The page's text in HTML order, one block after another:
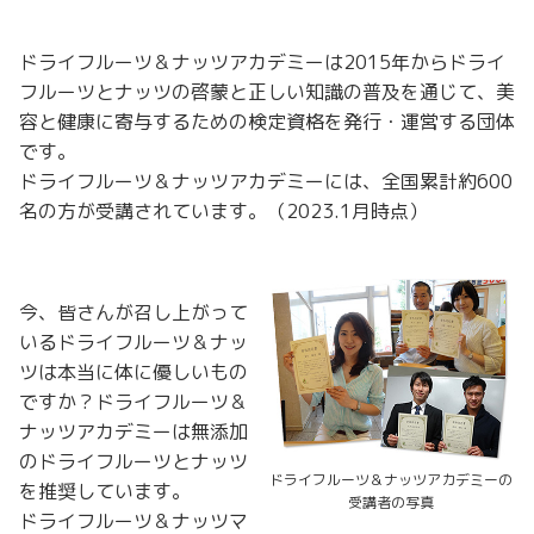
ドライフルーツ＆ナッツアカデミーは2015年からドライ
フルーツとナッツの啓蒙と正しい知識の普及を通じて、美
容と健康に寄与するための検定資格を発行・運営する団体
です。
ドライフルーツ＆ナッツアカデミーには、全国累計約600
名の方が受講されています。（2023.1月時点）
ドライフルーツ＆ナッツアカデミーの
受講者の写真
今、皆さんが召し上がって
いるドライフルーツ＆ナッ
ツは本当に体に優しいもの
ですか？ドライフルーツ＆
ナッツアカデミーは無添加
のドライフルーツとナッツ
を推奨しています。
ドライフルーツ＆ナッツマ